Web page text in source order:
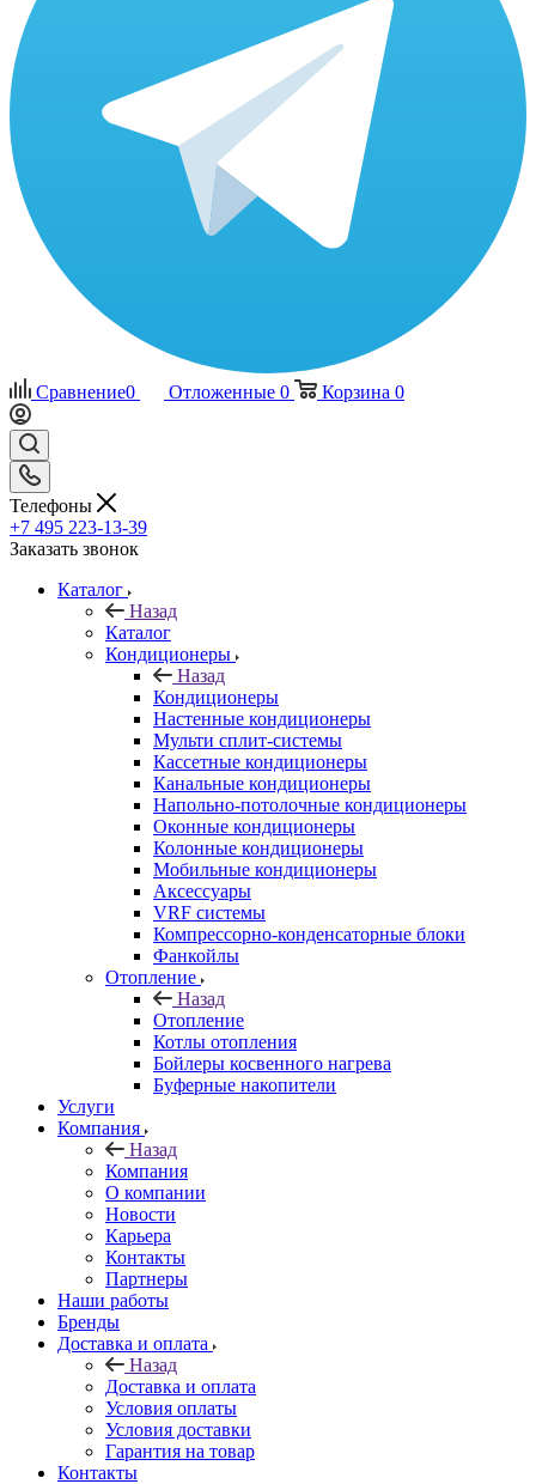
Сравнение0 Отложенные 0 Корзина 0
Телефоны
+7 495 223-13-39
Заказать звонок
Каталог
Назад
Каталог
Кондиционеры
Назад
Кондиционеры
Настенные кондиционеры
Мульти сплит-системы
Кассетные кондиционеры
Канальные кондиционеры
Напольно-потолочные кондиционеры
Оконные кондиционеры
Колонные кондиционеры
Мобильные кондиционеры
Аксессуары
VRF системы
Компрессорно-конденсаторные блоки
Фанкойлы
Отопление
Назад
Отопление
Котлы отопления
Бойлеры косвенного нагрева
Буферные накопители
Услуги
Компания
Назад
Компания
О компании
Новости
Карьера
Контакты
Партнеры
Наши работы
Бренды
Доставка и оплата
Назад
Доставка и оплата
Условия оплаты
Условия доставки
Гарантия на товар
Контакты